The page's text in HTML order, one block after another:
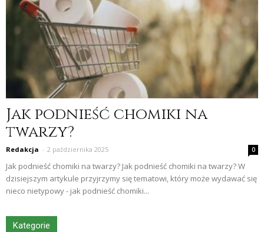
Jak podnieść chomiki na
twarzy?
Redakcja - 2 października 2025 0
Jak podnieść chomiki na twarzy? Jak podnieść chomiki na twarzy? W
dzisiejszym artykule przyjrzymy się tematowi, który może wydawać się
nieco nietypowy - jak podnieść chomiki...
Kategorie